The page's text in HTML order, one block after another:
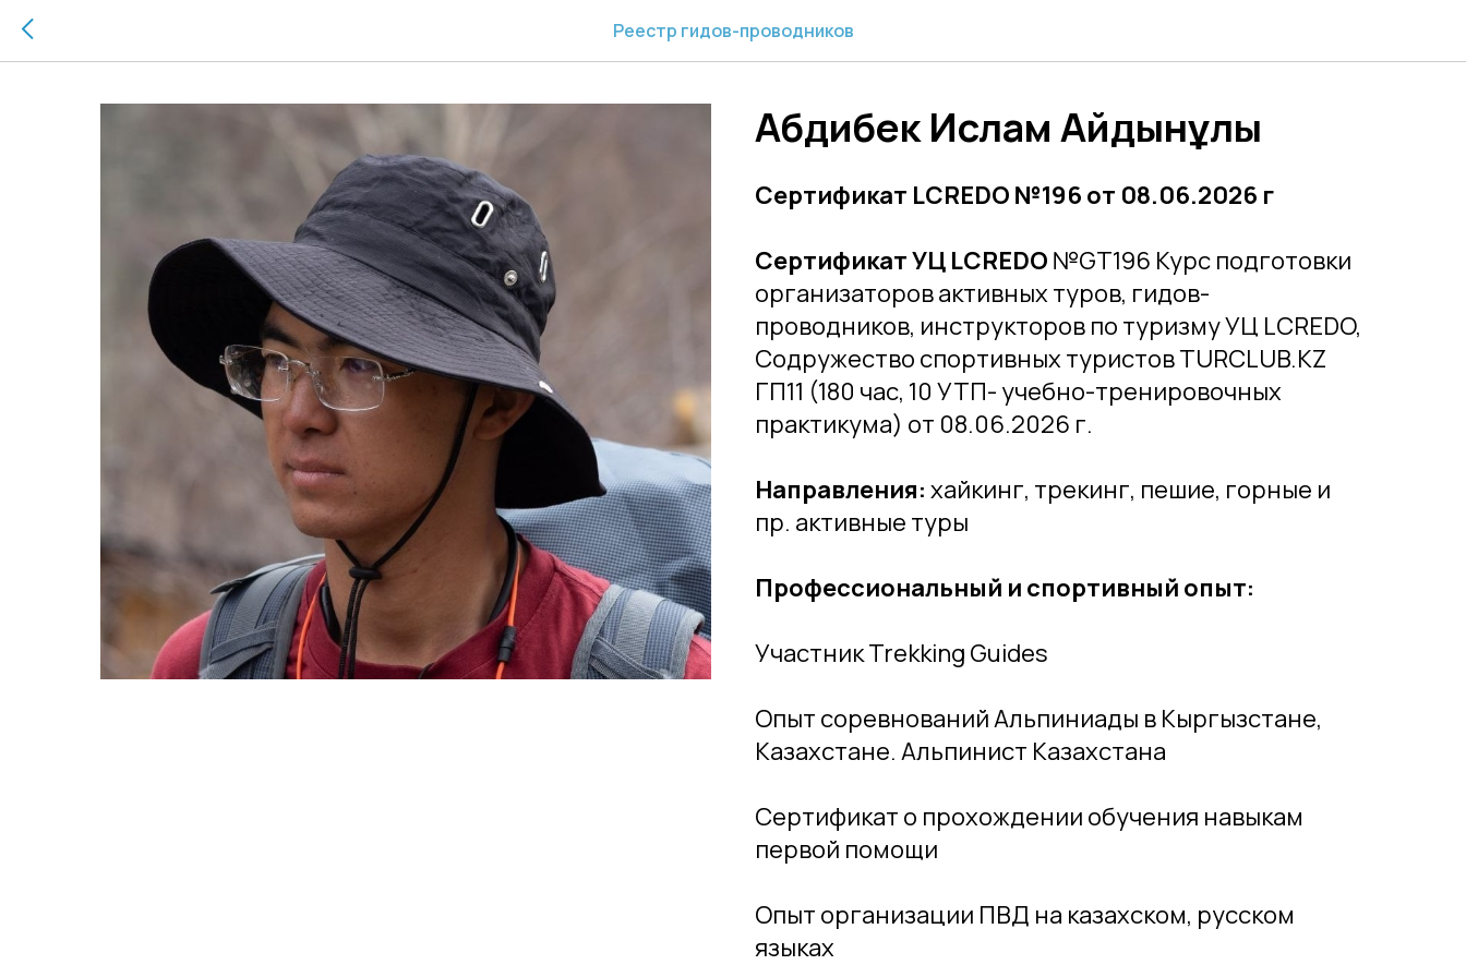
Реестр гидов-проводников
Абдибек Ислам Айдынұлы
Сертификат LCREDO №196 от 08.06.2026 г
Сертификат УЦ LCREDO №GT196 Курс подготовки
организаторов активных туров, гидов-
проводников, инструкторов по туризму УЦ LCREDO,
Содружество спортивных туристов TURCLUB.KZ
ГП11 (180 час, 10 УТП- учебно-тренировочных
практикума) от 08.06.2026 г.
Направления: хайкинг, трекинг, пешие, горные и
пр. активные туры
Профессиональный и спортивный опыт:
Участник Trekking Guides
Опыт соревнований Альпиниады в Кыргызстане,
Казахстане. Альпинист Казахстана
Сертификат о прохождении обучения навыкам
первой помощи
Опыт организации ПВД на казахском, русском
языках